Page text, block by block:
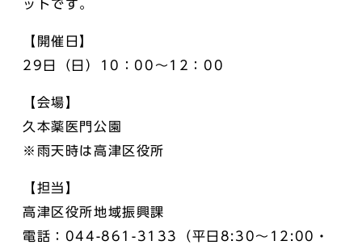
ットです。
【開催日】
29日（日）10：00～12：00
【会場】
久本薬医門公園
※雨天時は高津区役所
【担当】
高津区役所地域振興課
電話：044-861-3133（平日8:30～12:00・